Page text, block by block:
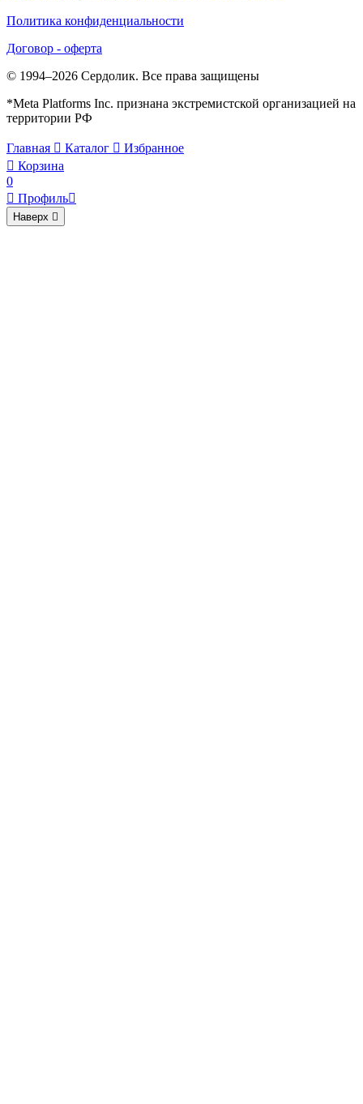
Политика конфиденциальности
Договор - оферта
© 1994–2026 Сердолик. Все права защищены
*Meta Platforms Inc. признана экстремистской организацией на
территории РФ
Главная  Каталог  Избранное
 Корзина
0
 Профиль
Наверх 